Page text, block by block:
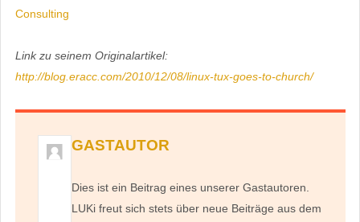
Consulting
Link zu seinem Originalartikel:
http://blog.eracc.com/2010/12/08/linux-tux-goes-to-church/
GASTAUTOR
Dies ist ein Beitrag eines unserer Gastautoren.
LUKi freut sich stets über neue Beiträge aus dem